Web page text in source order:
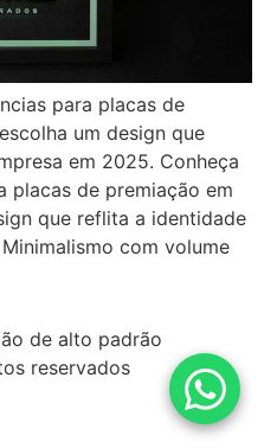
para placas de
um design que
em 2025. Conheça
placas de premiação em
que reflita a identidade
com volume
de alto padrão
reservados